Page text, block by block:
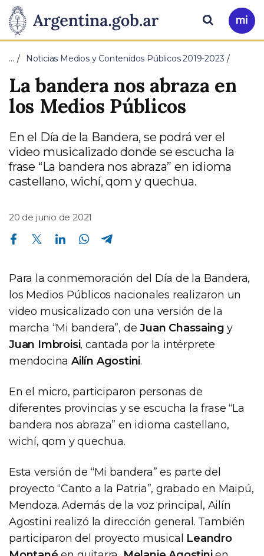
Presidencia
de
la
Nación
Pasar al contenido principal
Ir
a
Buscar
… Noticias Medios y Contenidos Públicos 2019-2023
La bandera nos abraza en
los Medios Públicos
En el Día de la Bandera, se podrá ver el
video musicalizado donde se escucha la
frase “La bandera nos abraza” en idioma
castellano, wichí, qom y quechua.
20 de junio de 2021
Compartir en Facebook Compartir en Twitter Compartir en Linkedin Compartir en Whatsapp
Para la conmemoración del Día de la Bandera,
los Medios Públicos nacionales realizaron un
video musicalizado con una versión de la
marcha “Mi bandera”, deJuan Chassaing y
Juan Imbroisi, cantada por la intérprete
mendocinaAilín Agostini.
En el micro, participaron personas de
diferentes provincias y se escucha la frase “La
bandera nos abraza” en idioma castellano,
wichí, qom y quechua.
Esta versión de “Mi bandera” es parte del
proyecto “Canto a la Patria”, grabado en Maipú,
Mendoza. Además de la voz principal, Ailín
Agostini realizó la dirección general. También
participaron del proyecto musical Leandro